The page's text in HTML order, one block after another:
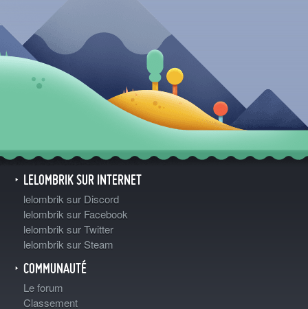
LELOMBRIK SUR INTERNET
lelombrik sur Discord
lelombrik sur Facebook
lelombrik sur Twitter
lelombrik sur Steam
COMMUNAUTÉ
Le forum
Classement